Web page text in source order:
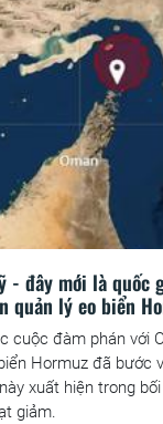
- đây mới là quốc
quản lý eo biển
cuộc đàm phán với
Hormuz đã bước
xuất hiện trong
giảm.